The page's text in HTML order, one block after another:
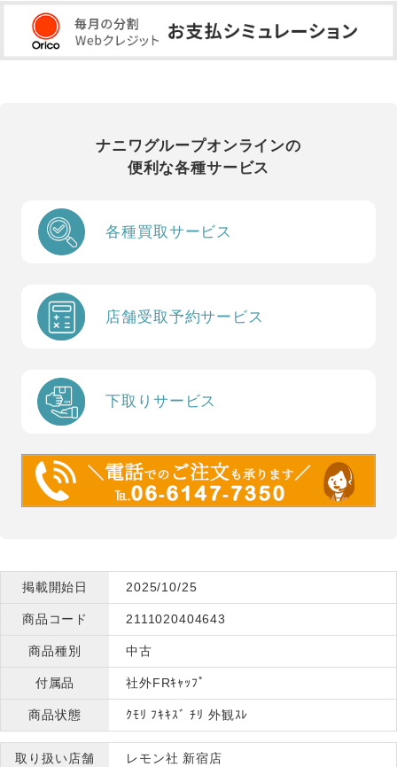
ナニワグループオンラインの
便利な各種サービス
各種買取サービス
店舗受取予約サービス
下取りサービス
掲載開始日 2025/10/25
商品コード 2111020404643
商品種別 中古
付属品 社外FRｷｬｯﾌﾟ
商品状態 ｸﾓﾘ ﾌｷｷｽﾞ ﾁﾘ 外観ｽﾚ
取り扱い店舗 レモン社 新宿店